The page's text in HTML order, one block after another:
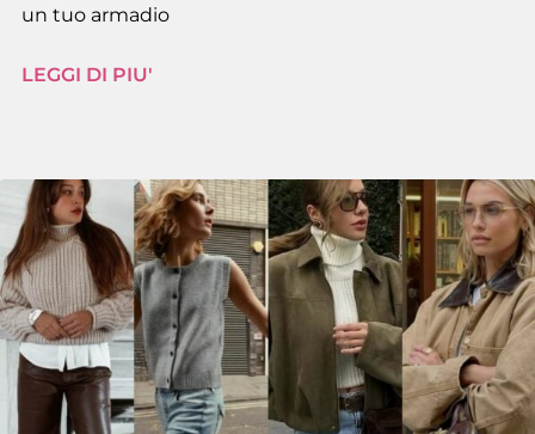
un tuo armadio
LEGGI DI PIU'